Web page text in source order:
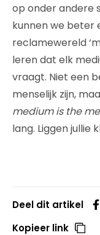
op onder andere
kunnen we beter
reclamewereld
leren dat elk
vraagt. Niet een
menselijk zijn,
medium is the
lang. Liggen jullie
Deel dit artikel
Kopieer link